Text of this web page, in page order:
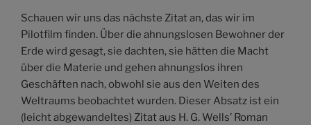
Schauen wir uns das nächste Zitat an, das wir im
Pilotfilm finden. Über die ahnungslosen Bewohner der
Erde wird gesagt, sie dachten, sie hätten die Macht
über die Materie und gehen ahnungslos ihren
Geschäften nach, obwohl sie aus den Weiten des
Weltraums beobachtet wurden. Dieser Absatz ist ein
(leicht abgewandeltes) Zitat aus H. G. Wells’ Roman